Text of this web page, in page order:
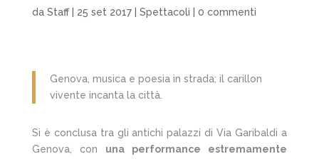
da Staff| 25 set 2017| Spettacoli 0 commenti
Genova, musica e poesia in strada: il carillon
vivente incanta la città.
Si è conclusa tra gli antichi palazzi di Via Garibaldi a
Genova, con una performance estremamente